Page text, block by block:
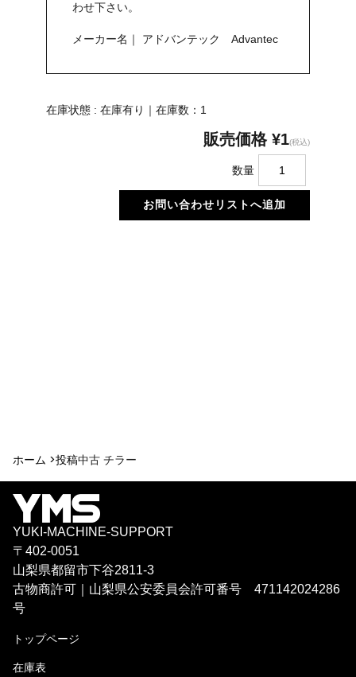
わせ下さい。
メーカー名｜ アドバンテック Advantec
在庫状態 : 在庫有り｜在庫数：1
販売価格 ¥1(税込)
数量
ホーム >投稿中古 チラー
YUKI-MACHINE-SUPPORT
〒402-0051
山梨県都留市下谷2811-3
古物商許可｜山梨県公安委員会許可番号 471142024286
号
トップページ
在庫表